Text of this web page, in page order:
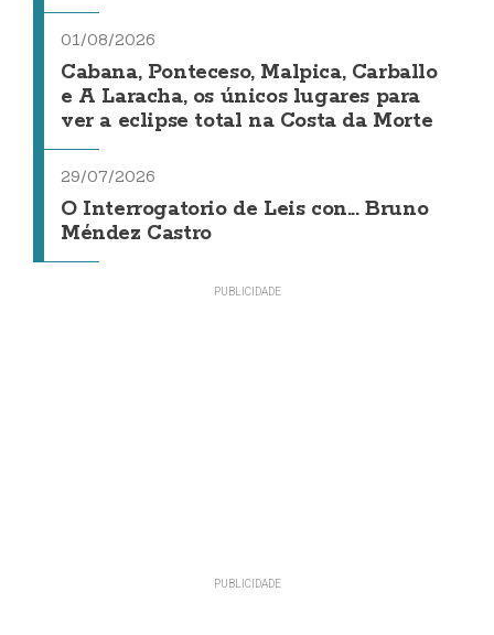
01/08/2026
Cabana, Ponteceso, Malpica, Carballo
e A Laracha, os únicos lugares para
ver a eclipse total na Costa da Morte
29/07/2026
O Interrogatorio de Leis con... Bruno
Méndez Castro